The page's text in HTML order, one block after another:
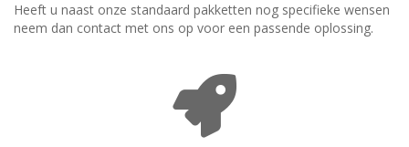
Heeft u naast onze standaard pakketten nog specifieke wensen
neem dan contact met ons op voor een passende oplossing.